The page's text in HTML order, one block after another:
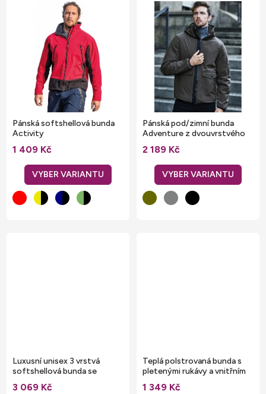
Pánská softshellová bunda
Activity
1 409 Kč
Pánská pod/zimní bunda
Adventure z dvouvrstvého
materiálu
2 189 Kč
Luxusní unisex 3 vrstvá
softshellová bunda se
stojáčkem
3 069 Kč
Teplá polstrovaná bunda s
pletenými rukávy a vnitřním
1 349 Kč